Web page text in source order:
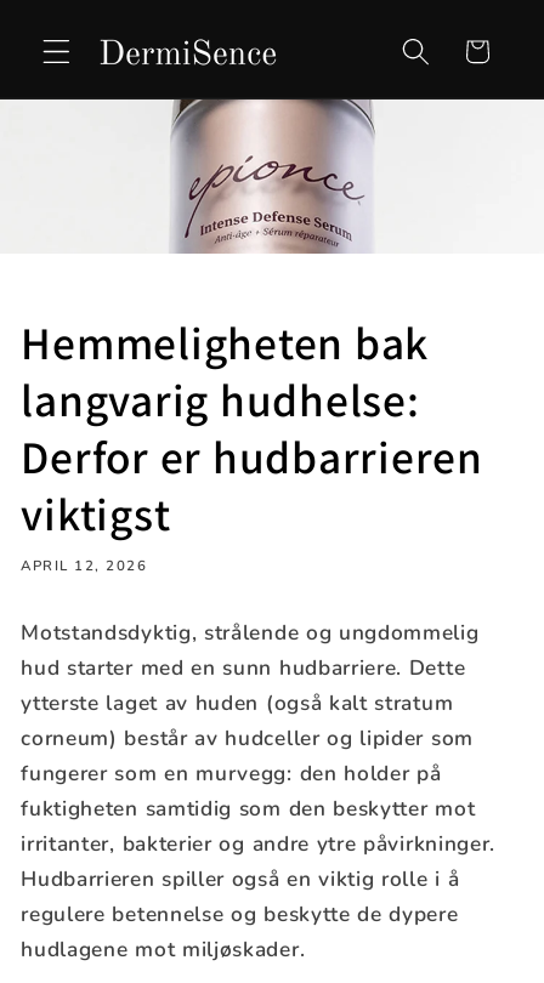
content
Cart
Hemmeligheten bak
langvarig hudhelse:
Derfor er hudbarrieren
viktigst
APRIL 12, 2026
Motstandsdyktig, strålende og ungdommelig
hud starter med en sunn hudbarriere. Dette
ytterste laget av huden (også kalt stratum
corneum) består av hudceller og lipider som
fungerer som en murvegg: den holder på
fuktigheten samtidig som den beskytter mot
irritanter, bakterier og andre ytre påvirkninger.
Hudbarrieren spiller også en viktig rolle i å
regulere betennelse og beskytte de dypere
hudlagene mot miljøskader.